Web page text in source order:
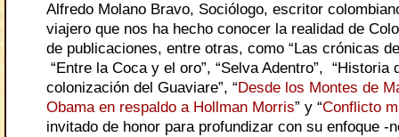
Alfredo Molano Bravo, Sociólogo, escritor
viajero que nos ha hecho conocer la realidad de
de publicaciones, entre otras, como “Las crónicas
“Entre la Coca y el oro”, “Selva Adentro”, “Historia
colonización del Guaviare”, “ Desde los Montes de
Obama en respaldo a Hollman Morris” y “Conflicto
invitado de honor para profundizar con su enfoque -